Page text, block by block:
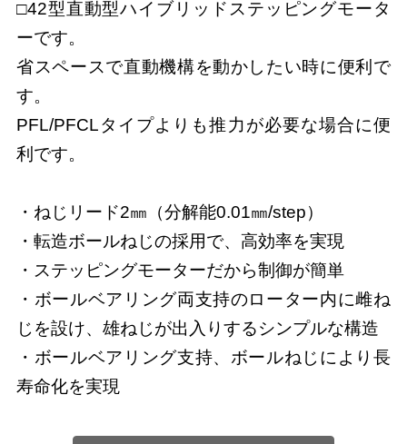
□42型直動型ハイブリッドステッピングモータ
ーです。
省スペースで直動機構を動かしたい時に便利で
す。
PFL/PFCLタイプよりも推力が必要な場合に便
利です。
・ねじリード2㎜（分解能0.01㎜/step）
・転造ボールねじの採用で、高効率を実現
・ステッピングモーターだから制御が簡単
・ボールベアリング両支持のローター内に雌ね
じを設け、雄ねじが出入りするシンプルな構造
・ボールベアリング支持、ボールねじにより長
寿命化を実現